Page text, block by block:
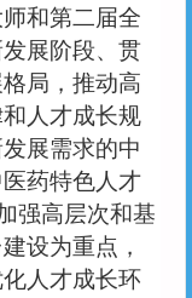
和第二届全
展阶段、贯
局，推动高
人才成长规
展需求的中
药特色人才
强高层次和基
设为重点，
人才成长环